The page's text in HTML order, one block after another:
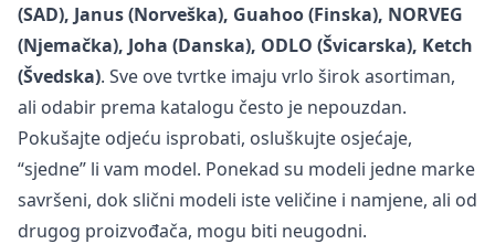
(SAD), Janus (Norveška), Guahoo (Finska), NORVEG
(Njemačka), Joha (Danska), ODLO (Švicarska), Ketch
(Švedska). Sve ove tvrtke imaju vrlo širok asortiman,
ali odabir prema katalogu često je nepouzdan.
Pokušajte odjeću isprobati, osluškujte osjećaje,
“sjedne” li vam model. Ponekad su modeli jedne marke
savršeni, dok slični modeli iste veličine i namjene, ali od
drugog proizvođača, mogu biti neugodni.